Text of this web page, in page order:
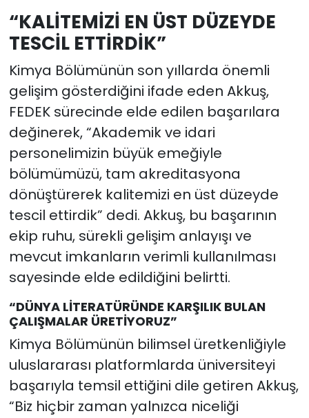
“KALİTEMİZİ EN ÜST DÜZEYDE
TESCİL ETTİRDİK”
Kimya Bölümünün son yıllarda önemli
gelişim gösterdiğini ifade eden Akkuş,
FEDEK sürecinde elde edilen başarılara
değinerek, “Akademik ve idari
personelimizin büyük emeğiyle
bölümümüzü, tam akreditasyona
dönüştürerek kalitemizi en üst düzeyde
tescil ettirdik” dedi. Akkuş, bu başarının
ekip ruhu, sürekli gelişim anlayışı ve
mevcut imkanların verimli kullanılması
sayesinde elde edildiğini belirtti.
“DÜNYA LİTERATÜRÜNDE KARŞILIK BULAN
ÇALIŞMALAR ÜRETİYORUZ”
Kimya Bölümünün bilimsel üretkenliğiyle
uluslararası platformlarda üniversiteyi
başarıyla temsil ettiğini dile getiren Akkuş,
“Biz hiçbir zaman yalnızca niceliği